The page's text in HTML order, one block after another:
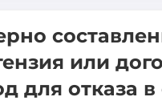
или
для отказа в